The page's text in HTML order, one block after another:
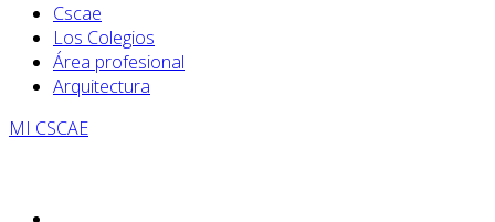
Cscae
Los Colegios
Área profesional
Arquitectura
MI CSCAE